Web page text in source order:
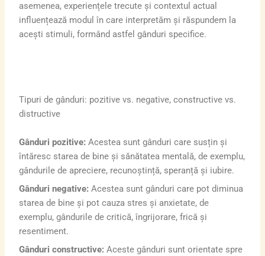
asemenea, experiențele trecute și contextul actual
influențează modul în care interpretăm și răspundem la
acești stimuli, formând astfel gânduri specifice.
Tipuri de gânduri: pozitive vs. negative, constructive vs.
distructive
Gânduri pozitive: Acestea sunt gânduri care susțin și
întăresc starea de bine și sănătatea mentală, de exemplu,
gândurile de apreciere, recunoștință, speranță și iubire.
Gânduri negative: Acestea sunt gânduri care pot diminua
starea de bine și pot cauza stres și anxietate, de
exemplu, gândurile de critică, îngrijorare, frică și
resentiment.
Gânduri constructive: Aceste gânduri sunt orientate spre